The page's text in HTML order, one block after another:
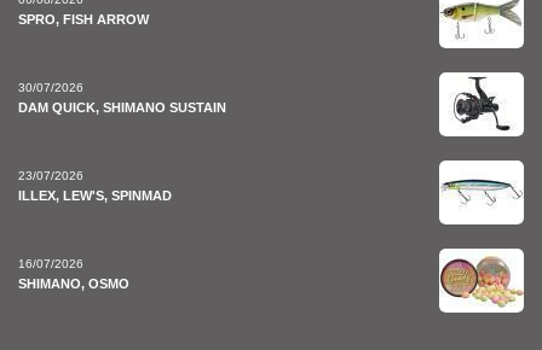
SPRO, FISH ARROW
30/07/2026
DAM QUICK, SHIMANO SUSTAIN
23/07/2026
ILLEX, LEW'S, SPINMAD
16/07/2026
SHIMANO, OSMO